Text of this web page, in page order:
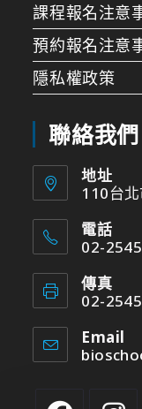
課程報名注意
預約報名注意
隱私權政策
聯絡我們
地址
110台
電話
02-
傳真
02-
Email